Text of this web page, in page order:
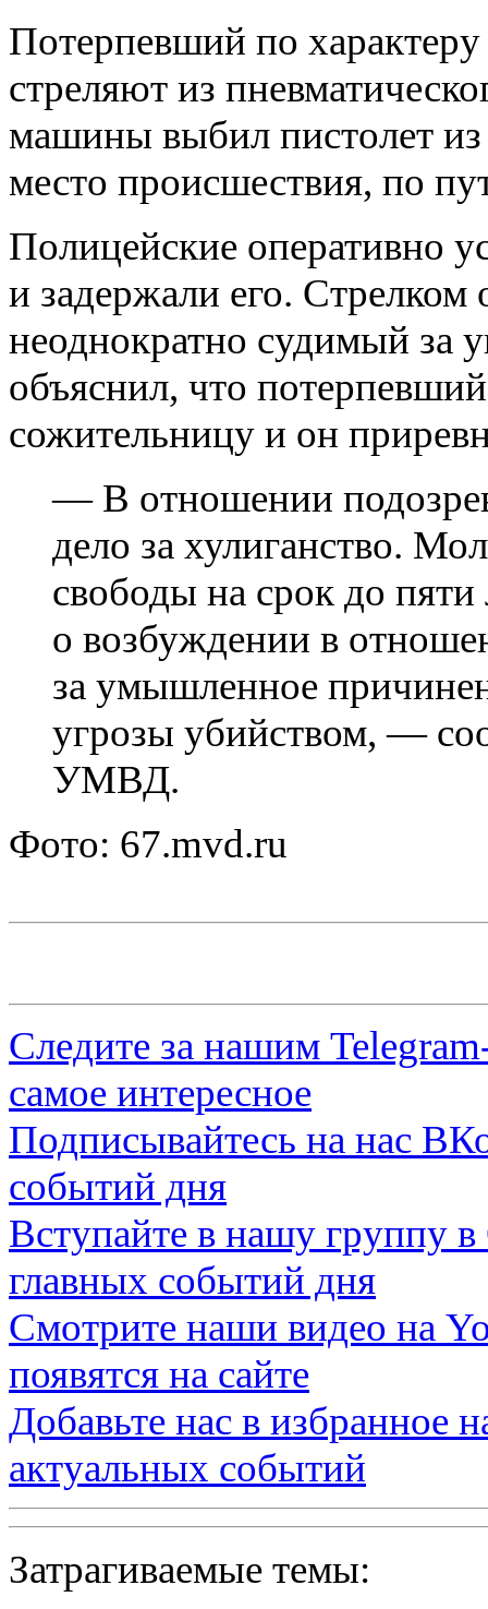
Потерпевший по
стреляют из
машины выбил пистолет из
место происшествия, по
Полицейские оперативно
и задержали его. Стрелком
неоднократно судимый за
объяснил, что
сожительницу и он
— В отношении
дело за хулиганство.
свободы на срок до
о возбуждении в
за умышленное
угрозы убийством, —
УМВД.
Фото: 67.mvd.ru
Следите за нашим
самое интересное
Подписывайтесь на нас
событий дня
Вступайте в нашу группу в
главных событий дня
Смотрите наши видео на
появятся на сайте
Добавьте нас в избранное
актуальных событий
Затрагиваемые темы: